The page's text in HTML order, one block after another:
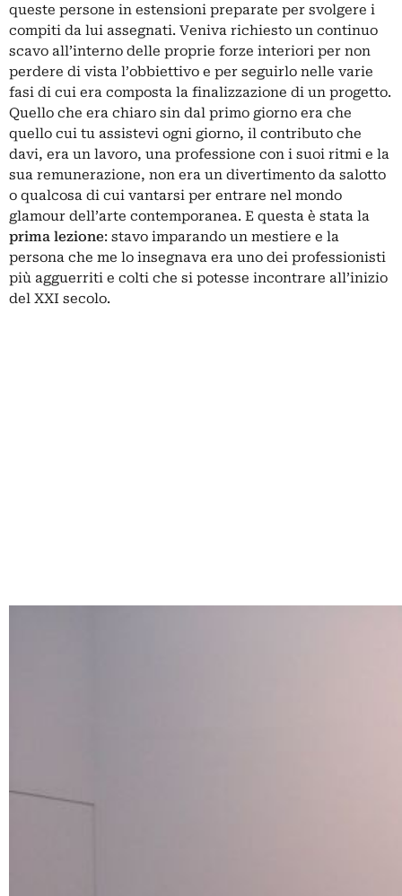
queste persone in estensioni preparate per svolgere i
compiti da lui assegnati. Veniva richiesto un continuo
scavo all’interno delle proprie forze interiori per non
perdere di vista l’obbiettivo e per seguirlo nelle varie
fasi di cui era composta la finalizzazione di un progetto.
Quello che era chiaro sin dal primo giorno era che
quello cui tu assistevi ogni giorno, il contributo che
davi, era un lavoro, una professione con i suoi ritmi e la
sua remunerazione, non era un divertimento da salotto
o qualcosa di cui vantarsi per entrare nel mondo
glamour dell’arte contemporanea. E questa è stata la
prima lezione: stavo imparando un mestiere e la
persona che me lo insegnava era uno dei professionisti
più agguerriti e colti che si potesse incontrare all’inizio
del XXI secolo.